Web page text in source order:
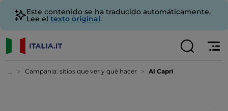
Este contenido se ha traducido automáticamente.
Lee el texto original.
... Campania: sitios que ver y qué hacer Al Caprì